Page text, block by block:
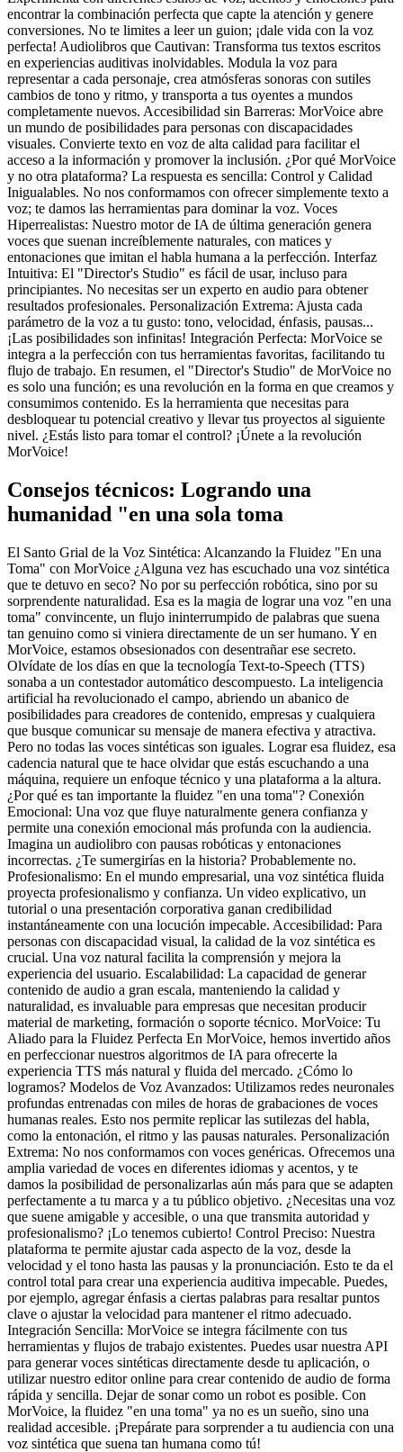
encontrar la combinación perfecta que capte la atención y genere
conversiones. No te limites a leer un guion; ¡dale vida con la voz
perfecta! Audiolibros que Cautivan: Transforma tus textos escritos
en experiencias auditivas inolvidables. Modula la voz para
representar a cada personaje, crea atmósferas sonoras con sutiles
cambios de tono y ritmo, y transporta a tus oyentes a mundos
completamente nuevos. Accesibilidad sin Barreras: MorVoice abre
un mundo de posibilidades para personas con discapacidades
visuales. Convierte texto en voz de alta calidad para facilitar el
acceso a la información y promover la inclusión. ¿Por qué MorVoice
y no otra plataforma? La respuesta es sencilla: Control y Calidad
Inigualables. No nos conformamos con ofrecer simplemente texto a
voz; te damos las herramientas para dominar la voz. Voces
Hiperrealistas: Nuestro motor de IA de última generación genera
voces que suenan increíblemente naturales, con matices y
entonaciones que imitan el habla humana a la perfección. Interfaz
Intuitiva: El "Director's Studio" es fácil de usar, incluso para
principiantes. No necesitas ser un experto en audio para obtener
resultados profesionales. Personalización Extrema: Ajusta cada
parámetro de la voz a tu gusto: tono, velocidad, énfasis, pausas...
¡Las posibilidades son infinitas! Integración Perfecta: MorVoice se
integra a la perfección con tus herramientas favoritas, facilitando tu
flujo de trabajo. En resumen, el "Director's Studio" de MorVoice no
es solo una función; es una revolución en la forma en que creamos y
consumimos contenido. Es la herramienta que necesitas para
desbloquear tu potencial creativo y llevar tus proyectos al siguiente
nivel. ¿Estás listo para tomar el control? ¡Únete a la revolución
MorVoice!
Consejos técnicos: Logrando una
humanidad "en una sola toma
El Santo Grial de la Voz Sintética: Alcanzando la Fluidez "En una
Toma" con MorVoice ¿Alguna vez has escuchado una voz sintética
que te detuvo en seco? No por su perfección robótica, sino por su
sorprendente naturalidad. Esa es la magia de lograr una voz "en una
toma" convincente, un flujo ininterrumpido de palabras que suena
tan genuino como si viniera directamente de un ser humano. Y en
MorVoice, estamos obsesionados con desentrañar ese secreto.
Olvídate de los días en que la tecnología Text-to-Speech (TTS)
sonaba a un contestador automático descompuesto. La inteligencia
artificial ha revolucionado el campo, abriendo un abanico de
posibilidades para creadores de contenido, empresas y cualquiera
que busque comunicar su mensaje de manera efectiva y atractiva.
Pero no todas las voces sintéticas son iguales. Lograr esa fluidez, esa
cadencia natural que te hace olvidar que estás escuchando a una
máquina, requiere un enfoque técnico y una plataforma a la altura.
¿Por qué es tan importante la fluidez "en una toma"? Conexión
Emocional: Una voz que fluye naturalmente genera confianza y
permite una conexión emocional más profunda con la audiencia.
Imagina un audiolibro con pausas robóticas y entonaciones
incorrectas. ¿Te sumergirías en la historia? Probablemente no.
Profesionalismo: En el mundo empresarial, una voz sintética fluida
proyecta profesionalismo y confianza. Un video explicativo, un
tutorial o una presentación corporativa ganan credibilidad
instantáneamente con una locución impecable. Accesibilidad: Para
personas con discapacidad visual, la calidad de la voz sintética es
crucial. Una voz natural facilita la comprensión y mejora la
experiencia del usuario. Escalabilidad: La capacidad de generar
contenido de audio a gran escala, manteniendo la calidad y
naturalidad, es invaluable para empresas que necesitan producir
material de marketing, formación o soporte técnico. MorVoice: Tu
Aliado para la Fluidez Perfecta En MorVoice, hemos invertido años
en perfeccionar nuestros algoritmos de IA para ofrecerte la
experiencia TTS más natural y fluida del mercado. ¿Cómo lo
logramos? Modelos de Voz Avanzados: Utilizamos redes neuronales
profundas entrenadas con miles de horas de grabaciones de voces
humanas reales. Esto nos permite replicar las sutilezas del habla,
como la entonación, el ritmo y las pausas naturales. Personalización
Extrema: No nos conformamos con voces genéricas. Ofrecemos una
amplia variedad de voces en diferentes idiomas y acentos, y te
damos la posibilidad de personalizarlas aún más para que se adapten
perfectamente a tu marca y a tu público objetivo. ¿Necesitas una voz
que suene amigable y accesible, o una que transmita autoridad y
profesionalismo? ¡Lo tenemos cubierto! Control Preciso: Nuestra
plataforma te permite ajustar cada aspecto de la voz, desde la
velocidad y el tono hasta las pausas y la pronunciación. Esto te da el
control total para crear una experiencia auditiva impecable. Puedes,
por ejemplo, agregar énfasis a ciertas palabras para resaltar puntos
clave o ajustar la velocidad para mantener el ritmo adecuado.
Integración Sencilla: MorVoice se integra fácilmente con tus
herramientas y flujos de trabajo existentes. Puedes usar nuestra API
para generar voces sintéticas directamente desde tu aplicación, o
utilizar nuestro editor online para crear contenido de audio de forma
rápida y sencilla. Dejar de sonar como un robot es posible. Con
MorVoice, la fluidez "en una toma" ya no es un sueño, sino una
realidad accesible. ¡Prepárate para sorprender a tu audiencia con una
voz sintética que suena tan humana como tú!